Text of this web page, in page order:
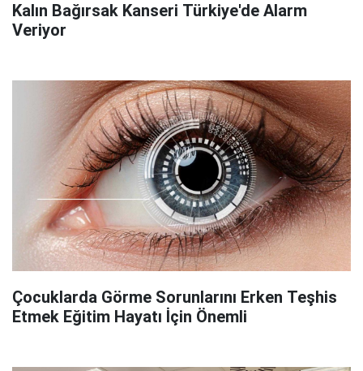
Kalın Bağırsak Kanseri Türkiye'de Alarm
Veriyor
Çocuklarda Görme Sorunlarını Erken Teşhis
Etmek Eğitim Hayatı İçin Önemli